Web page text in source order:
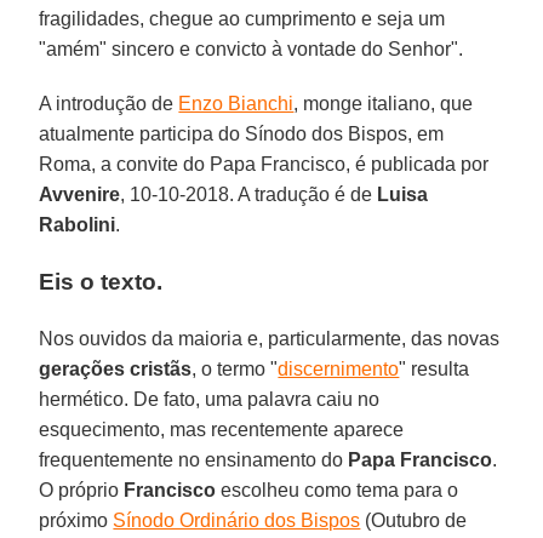
fragilidades, chegue ao cumprimento e seja um
"amém" sincero e convicto à vontade do Senhor".
A introdução de Enzo Bianchi, monge italiano, que
atualmente participa do Sínodo dos Bispos, em
Roma, a convite do Papa Francisco, é publicada por
Avvenire, 10-10-2018. A tradução é de Luisa
Rabolini.
Eis o texto.
Nos ouvidos da maioria e, particularmente, das novas
gerações cristãs, o termo "discernimento" resulta
hermético. De fato, uma palavra caiu no
esquecimento, mas recentemente aparece
frequentemente no ensinamento do Papa Francisco.
O próprio Francisco escolheu como tema para o
próximo Sínodo Ordinário dos Bispos (Outubro de